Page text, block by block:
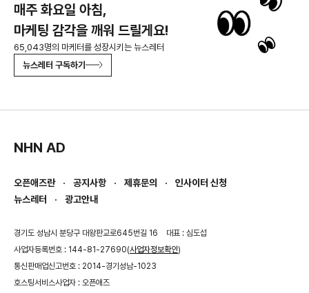
매주 화요일 아침,
마케팅 감각을 깨워 드릴게요!
65,043명의 마케터를 성장시키는 뉴스레터
뉴스레터 구독하기
NHN AD
오픈애즈란 공지사항 제휴문의
인사이터 신청
뉴스레터
광고안내
경기도 성남시 분당구 대왕판교로645번길 16
대표 : 심도섭
사업자등록번호 : 144-81-27690(사업자정보확인)
통신판매업신고번호 : 2014-경기성남-1023
호스팅서비스사업자 : 오픈애즈